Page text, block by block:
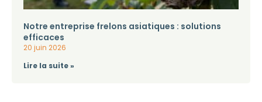
Notre entreprise frelons asiatiques : solutions
efficaces
20 juin 2026
Lire la suite »